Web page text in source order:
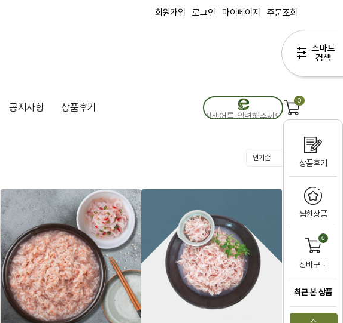
상품후기
찜한상품
0
장바구니
최근 본 상품
회원가입 로그인 마이페이지 주문조회
공지사항 상품후기
0